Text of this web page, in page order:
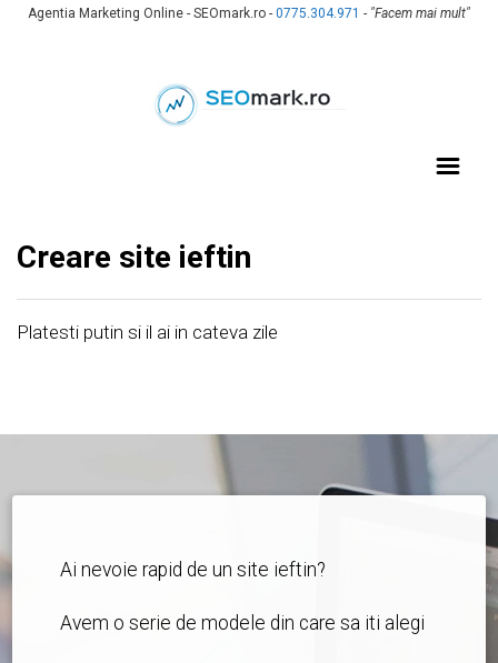
Agentia Marketing Online - SEOmark.ro - 0775.304.971 - "Facem mai mult"
Creare site ieftin
Platesti putin si il ai in cateva zile
Ai nevoie rapid de un site ieftin?
Avem o serie de modele din care sa iti alegi